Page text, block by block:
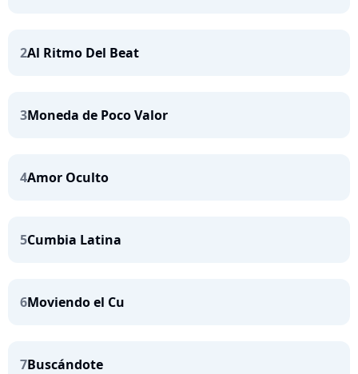
2Al Ritmo Del Beat
3Moneda de Poco Valor
4Amor Oculto
5Cumbia Latina
6Moviendo el Cu
7Buscándote